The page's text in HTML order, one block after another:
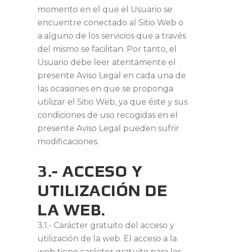
momento en el que el Usuario se
encuentre conectado al Sitio Web o
a alguno de los servicios que a través
del mismo se facilitan. Por tanto, el
Usuario debe leer atentamente el
presente Aviso Legal en cada una de
las ocasiones en que se proponga
utilizar el Sitio Web, ya que éste y sus
condiciones de uso recogidas en el
presente Aviso Legal pueden sufrir
modificaciones.
3.- ACCESO Y
UTILIZACIÓN DE
LA WEB.
3.1.- Carácter gratuito del acceso y
utilización de la web. El acceso a la